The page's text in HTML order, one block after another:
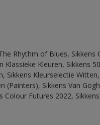
Rhythm of Blues, Sikkens
Kleuren, Sikkens
Sikkens Kleurselectie
(Painters), Sikkens Van
Colour Futures 2022,